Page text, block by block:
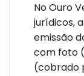
No Ouro
jurídicos,
emissão
com foto
(cobrado